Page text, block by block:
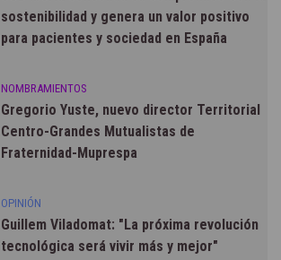
sostenibilidad y genera un valor positivo
para pacientes y sociedad en España
NOMBRAMIENTOS
Gregorio Yuste, nuevo director Territorial
Centro-Grandes Mutualistas de
Fraternidad-Muprespa
OPINIÓN
Guillem Viladomat: "La próxima revolución
tecnológica será vivir más y mejor"